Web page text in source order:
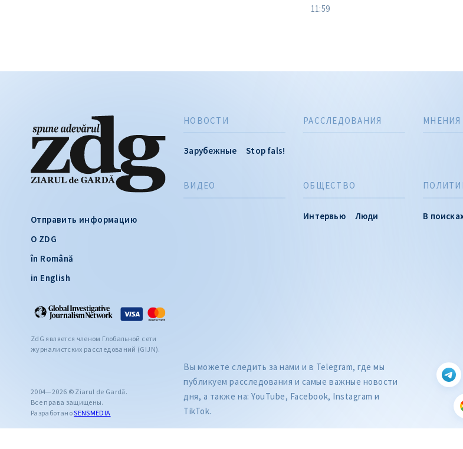
11:59
Отправить информацию
О ZDG
în Română
in English
ZdG является членом Глобальной сети
журналистских расследований (GIJN).
2004—2026 © Ziarul de Gardă.
Все права защищены.
РазработаноSENSMEDIA
НОВОСТИ
Зарубежные Stop fals!
В
РАССЛЕДОВАНИЯ
ОБЩЕСТВО
Интервью Люди
МНЕНИЯ
ВИДЕО
Вы можете следить за нами и в Telegram, где мы
публикуем расследования и самые важные новости
дня, а также на: YouTube, Facebook, Instagram и
TikTok.